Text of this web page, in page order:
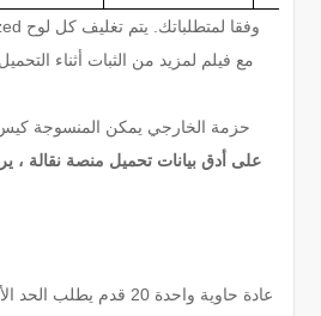
مع فيلم لمزيد من الثبات أثناء
حزمة الخارجي يمكن المنسوجة
على أدق بيانات تحميل منصة نقالة ،